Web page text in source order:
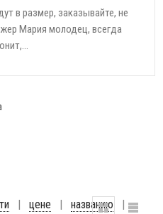
в размер, заказывайте, не
Мария молодец, всегда
| цене | названию
|